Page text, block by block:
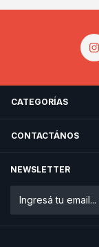
CATEGORÍAS
CONTACTÁNOS
NEWSLETTER